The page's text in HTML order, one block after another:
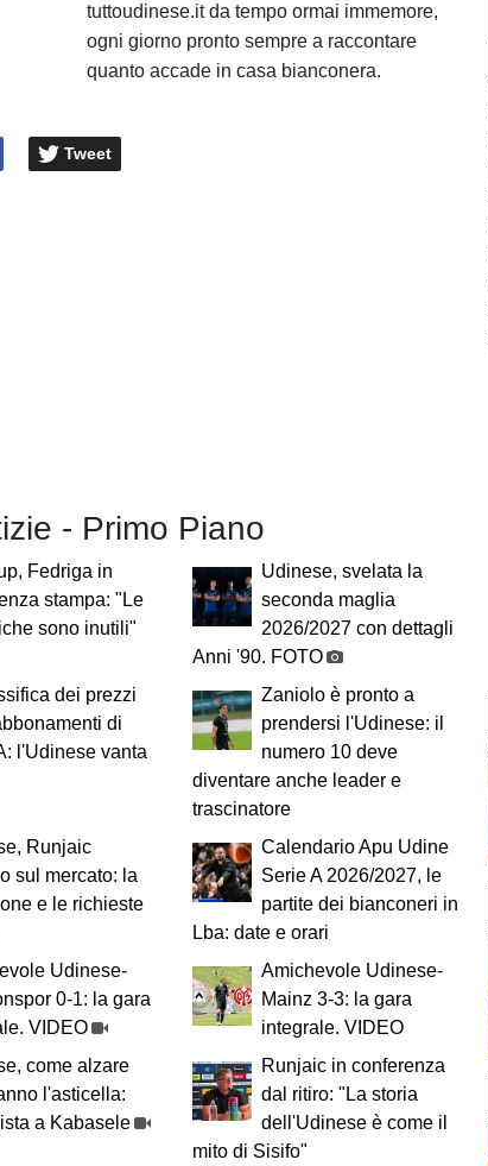
tuttoudinese.it da tempo ormai immemore,
ogni giorno pronto sempre a raccontare
quanto accade in casa bianconera.
Tweet
- Primo Piano
Fedriga in
stampa: "Le
sono inutili"
Udinese, svelata la
seconda maglia
2026/2027 con dettagli
Anni '90. FOTO
dei prezzi
di
l'Udinese vanta
Zaniolo è pronto a
prendersi l'Udinese: il
numero 10 deve
diventare anche leader e
trascinatore
Runjaic
sul mercato: la
e le richieste
Calendario Apu Udine
Serie A 2026/2027, le
partite dei bianconeri in
Lba: date e orari
Udinese-
0-1: la gara
VIDEO
Amichevole Udinese-
Mainz 3-3: la gara
integrale. VIDEO
come alzare
l'asticella:
a Kabasele
Runjaic in conferenza
dal ritiro: "La storia
dell'Udinese è come il
mito di Sisifo"